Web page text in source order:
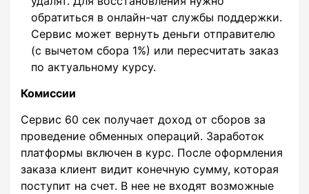
обратиться в онлайн-чат службы поддержки.
Сервис может вернуть деньги отправителю
(с вычетом сбора 1%) или пересчитать заказ
по актуальному курсу.
Комиссии
Сервис 60 сек получает доход от сборов за
проведение обменных операций. Заработок
платформы включен в курс. После оформления
заказа клиент видит конечную сумму, которая
поступит на счет. В нее не входят возможные